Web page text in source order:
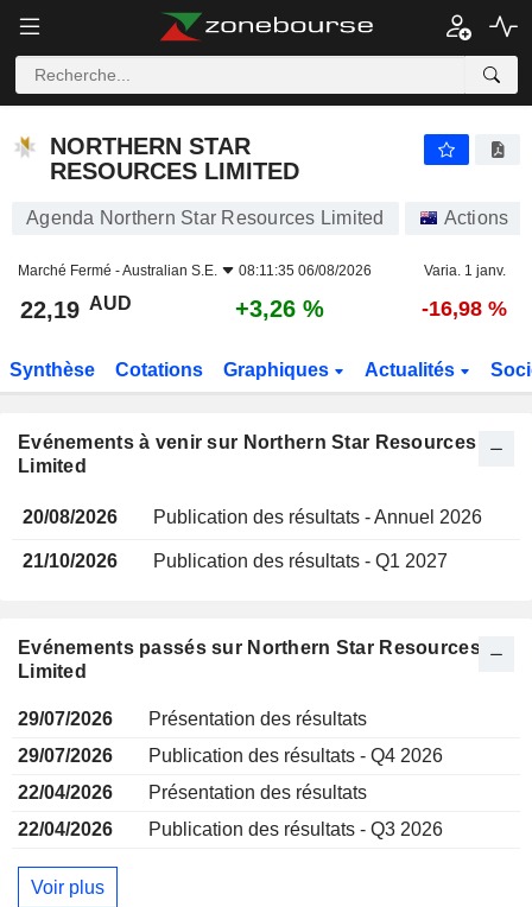
NORTHERN STAR RESOURCES LIMITED
NORTHERN STAR
RESOURCES LIMITED
Agenda Northern Star Resources Limited Actions
Marché Fermé -Australian S.E. 08:11:35 06/08/2026 Varia. 1 janv.
22,19 AUD +3,26 % -16,98 %
Synthèse Cotations Graphiques Actualités
Evénements à venir sur Northern Star Resources
Limited
20/08/2026 Publication des résultats - Annuel 2026
21/10/2026 Publication des résultats - Q1 2027
Evénements passés sur Northern Star Resources
Limited
29/07/2026
Présentation des résultats
29/07/2026
Publication des résultats - Q4 2026
22/04/2026
Présentation des résultats
22/04/2026
Publication des résultats - Q3 2026
Voir plus